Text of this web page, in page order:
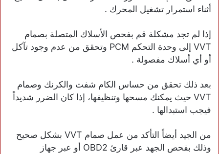
أثناء استمرار تشغيل المحرك .
إذا لم تجد مشكلة قم بفحص الأسلاك المتصلة بصمام
VVT إلى وحدة التحكم PCM وتحقق من عدم وجود تآكل
أو أي أسلاك مفصولة .
بعد ذلك تحقق من حساس الكام شفت والكرنك وصمام
VVT حيث يمكنك مسحها وتنظيفها، إذا كان الضرر شديداً
فيجب استبدالها .
من الجيد أيضاً التأكد من عمل صمام VVT بشكل صحيح
وذلك بفحص الجهد عبر قارئ OBD2 أو عبر جهاز